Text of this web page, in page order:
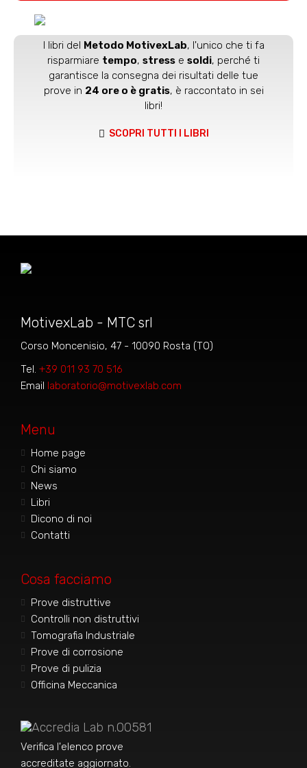
I libri del Metodo MotivexLab, l'unico che ti fa
risparmiare tempo, stress e soldi, perché ti
garantisce la consegna dei risultati delle tue
prove in 24 ore o è gratis, è raccontato in sei
libri!
SCOPRI TUTTI I LIBRI
MotivexLab - MTC srl
Corso Moncenisio, 47 - 10090 Rosta (TO)
Tel. +39 011 93 70 516
Email laboratorio@motivexlab.com
Menu
Home page
Chi siamo
News
Libri
Dicono di noi
Contatti
Cosa facciamo
Prove distruttive
Controlli non distruttivi
Tomografia Industriale
Prove di corrosione
Prove di pulizia
Officina Meccanica
Accredia Lab n.00581
Verifica l'elenco prove
accreditate aggiornato.